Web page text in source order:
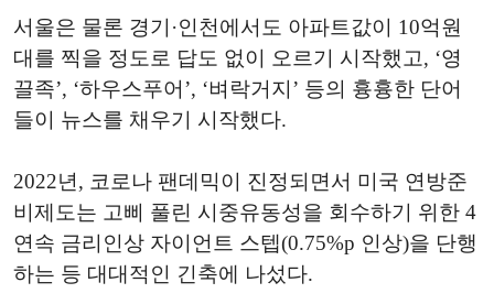
서울은 물론 경기·인천에서도 아파트값이 10억원
대를 찍을 정도로 답도 없이 오르기 시작했고, ‘영
끌족’, ‘하우스푸어’, ‘벼락거지’ 등의 흉흉한 단어
들이 뉴스를 채우기 시작했다.
2022년, 코로나 팬데믹이 진정되면서 미국 연방준
비제도는 고삐 풀린 시중유동성을 회수하기 위한 4
연속 금리인상 자이언트 스텝(0.75%p 인상)을 단행
하는 등 대대적인 긴축에 나섰다.